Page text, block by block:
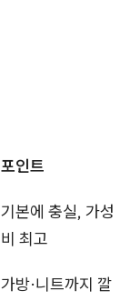
포인트
기본에 충실, 가성
비 최고
가방·니트까지 깔